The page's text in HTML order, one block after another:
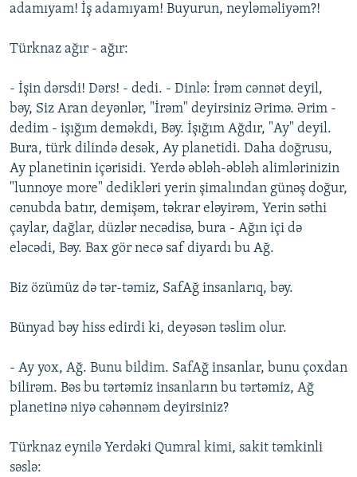
adamıyam! İş adamıyam! Buyurun, neyləməliyəm?!
Türknaz ağır - ağır:
- İşin dərsdi! Dərs! - dedi. - Dinlə: İrəm cənnət deyil,
bəy, Siz Aran deyənlər, "İrəm" deyirsiniz Ərimə. Ərim -
dedim - işığım deməkdi, Bəy. İşığım Ağdır, "Ay" deyil.
Bura, türk dilində desək, Ay planetidi. Daha doğrusu,
Ay planetinin içərisidi. Yerdə əbləh-əbləh alimlərinizin
"lunnoye more" dedikləri yerin şimalından günəş doğur,
cənubda batır, demişəm, təkrar eləyirəm, Yerin səthi
çaylar, dağlar, düzlər necədisə, bura - Ağın içi də
eləcədi, Bəy. Bax gör necə saf diyardı bu Ağ.
Biz özümüz də tər-təmiz, SafAğ insanlarıq, bəy.
Bünyad bəy hiss edirdi ki, deyəsən təslim olur.
- Ay yox, Ağ. Bunu bildim. SafAğ insanlar, bunu çoxdan
bilirəm. Bəs bu tərtəmiz insanların bu tərtəmiz, Ağ
planetinə niyə cəhənnəm deyirsiniz?
Türknaz eynilə Yerdəki Qumral kimi, sakit təmkinli
səslə: